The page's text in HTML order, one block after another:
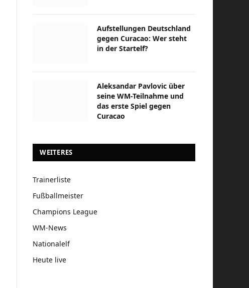
Aufstellungen Deutschland
gegen Curacao: Wer steht
in der Startelf?
Aleksandar Pavlovic über
seine WM-Teilnahme und
das erste Spiel gegen
Curacao
WEITERES
Trainerliste
Fußballmeister
Champions League
WM-News
Nationalelf
Heute live